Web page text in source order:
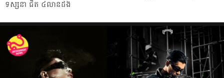
ទស្សនា ជិត ៤លានដង